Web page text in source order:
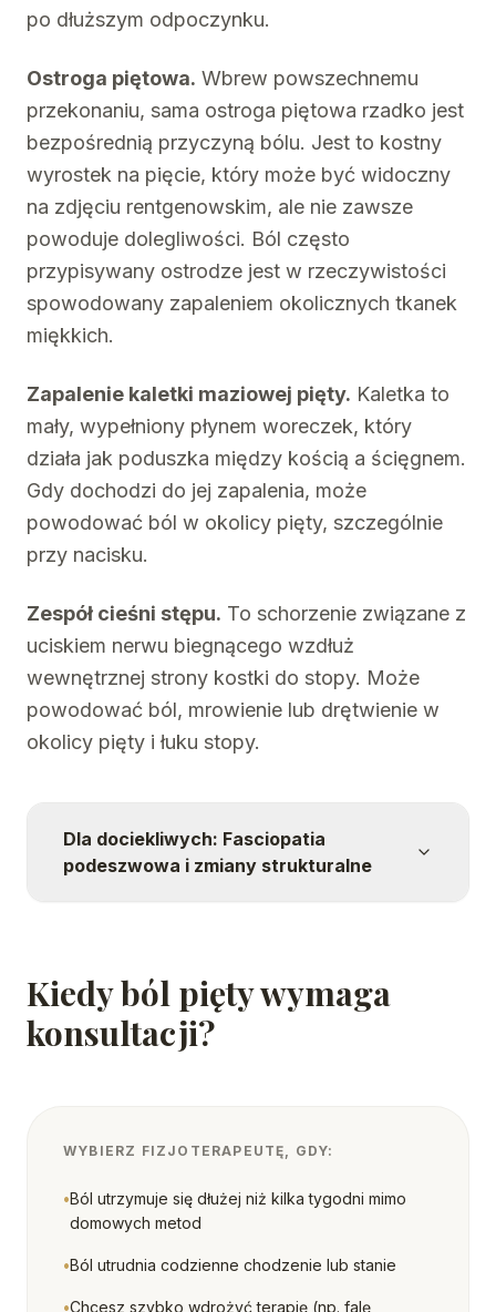
po dłuższym odpoczynku.
Ostroga piętowa. Wbrew powszechnemu
przekonaniu, sama ostroga piętowa rzadko jest
bezpośrednią przyczyną bólu. Jest to kostny
wyrostek na pięcie, który może być widoczny
na zdjęciu rentgenowskim, ale nie zawsze
powoduje dolegliwości. Ból często
przypisywany ostrodze jest w rzeczywistości
spowodowany zapaleniem okolicznych tkanek
miękkich.
Zapalenie kaletki maziowej pięty. Kaletka to
mały, wypełniony płynem woreczek, który
działa jak poduszka między kością a ścięgnem.
Gdy dochodzi do jej zapalenia, może
powodować ból w okolicy pięty, szczególnie
przy nacisku.
Zespół cieśni stępu. To schorzenie związane z
uciskiem nerwu biegnącego wzdłuż
wewnętrznej strony kostki do stopy. Może
powodować ból, mrowienie lub drętwienie w
okolicy pięty i łuku stopy.
Dla dociekliwych: Fasciopatia
podeszwowa i zmiany strukturalne
Kiedy ból pięty wymaga
konsultacji?
WYBIERZ FIZJOTERAPEUTĘ, GDY:
•Ból utrzymuje się dłużej niż kilka tygodni mimo
domowych metod
•Ból utrudnia codzienne chodzenie lub stanie
•Chcesz szybko wdrożyć terapię (np. falę